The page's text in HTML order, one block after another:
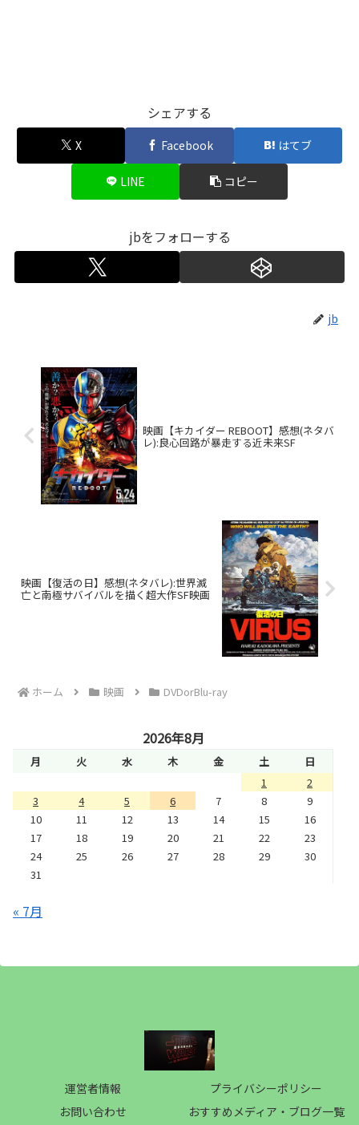
シェアする
X Facebook はてブ
LINE コピー
jbをフォローする
jb
映画【キカイダー REBOOT】感想(ネタバ
レ):良心回路が暴走する近未来SF
映画【復活の日】感想(ネタバレ):世界滅
亡と南極サバイバルを描く超大作SF映画
ホーム 映画 DVDorBlu-ray
2026年8月
月 火 水 木 金 土
日
1
2
3
4 5 6 7 8
9
10
11 12 13 14 15
16
17
18 19 20 21 22
23
24
25 26 27 28 29
30
31
« 7月
運営者情報
プライバシーポリシー
お問い合わせ
おすすめメディア・ブログ一覧